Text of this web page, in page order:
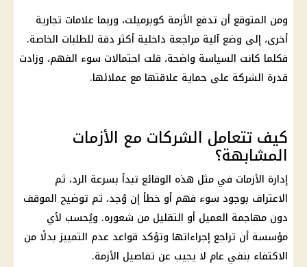
ومن المتوقع أن تدفع الأزمة كوبرميلت، وربما علامات تجارية
أخرى، إلى وضع آلية مراجعة داخلية أكثر دقة للطلبات الخاصة.
فكلما كانت السياسة واضحة، قلت احتمالات سوء الفهم، وزادت
قدرة الشركة على حماية علاقتها مع عملائها.
كيف تتعامل الشركات مع الأزمات
المشابهة؟
إدارة الأزمات في مثل هذه الوقائع تبدأ بسرعة الرد، ثم
الاعتراف بوجود سوء فهم أو خطأ إن وُجد، ثم توضيح الموقف
دون مهاجمة العميل أو التقليل من شعوره. ويُحسب لأي
مؤسسة أن تراجع إجراءاتها وتؤكد قواعد عدم التمييز بدلًا من
الاكتفاء بنفي عام لا يجيب عن تفاصيل الأزمة.